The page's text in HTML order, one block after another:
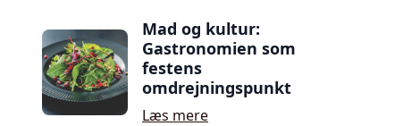
Mad og kultur:
Gastronomien som
festens
omdrejningspunkt
Læs mere